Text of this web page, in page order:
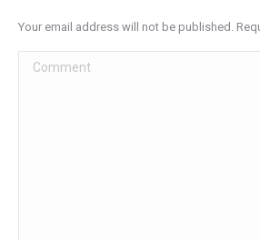
Your email address will not be published.
Comment